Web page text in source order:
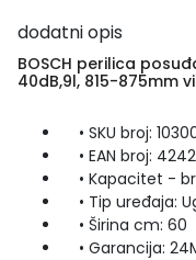
dodatni opis
BOSCH perilica
40dB,9l, 815-875mm
• SKU broj:
• EAN broj:
• Kapacitet -
• Tip uređaja:
• Širina cm: 60
• Garancija: